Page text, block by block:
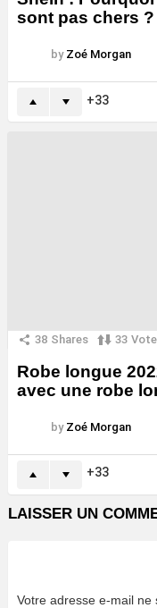
sont pas chers ?
by Zoé Morgan
33
38 Shares 33
Robe longue
avec une robe
by Zoé Morgan
33
LAISSER UN
Votre adresse e-mail ne